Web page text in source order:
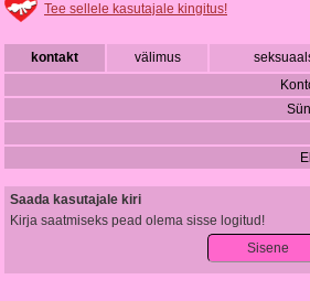
Tee sellele kasutajale kingitus!
kontakt välimus
Saada kasutajale kiri
Kirja saatmiseks pead olema sisse logitud!
Sisene